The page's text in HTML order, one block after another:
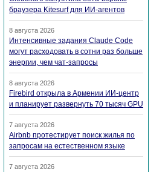
браузера Kitesurf для ИИ-агентов
8 августа 2026
Интенсивные задания Claude Code
могут расходовать в сотни раз больше
энергии, чем чат-запросы
8 августа 2026
Firebird открыла в Армении ИИ-центр
и планирует развернуть 70 тысяч GPU
7 августа 2026
Airbnb протестирует поиск жилья по
запросам на естественном языке
7 августа 2026